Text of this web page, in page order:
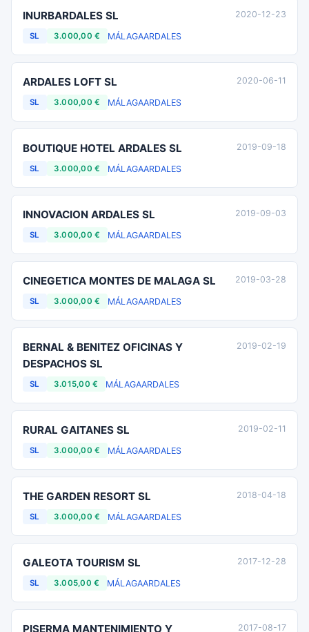
INURBARDALES SL
SL 3.000,00 € MÁLAGAARDALES
2020-12-23
ARDALES LOFT SL
SL 3.000,00 € MÁLAGAARDALES
2020-06-11
BOUTIQUE HOTEL ARDALES SL
SL 3.000,00 € MÁLAGAARDALES
2019-09-18
INNOVACION ARDALES SL
SL 3.000,00 € MÁLAGAARDALES
2019-09-03
CINEGETICA MONTES DE MALAGA SL
SL 3.000,00 € MÁLAGAARDALES
2019-03-28
BERNAL & BENITEZ OFICINAS Y
DESPACHOS SL
SL 3.015,00 € MÁLAGAARDALES
2019-02-19
RURAL GAITANES SL
SL 3.000,00 € MÁLAGAARDALES
2019-02-11
THE GARDEN RESORT SL
SL 3.000,00 € MÁLAGAARDALES
2018-04-18
GALEOTA TOURISM SL
SL 3.005,00 € MÁLAGAARDALES
2017-12-28
PISERMA MANTENIMIENTO Y 2017-08-17